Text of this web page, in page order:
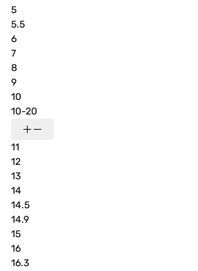
5
5.5
6
7
8
9
10
10-20
11
12
13
14
14.5
14.9
15
16
16.3